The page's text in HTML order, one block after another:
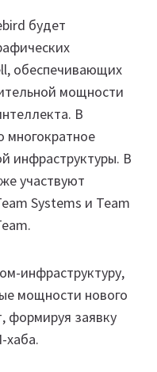
будет
обеспечивающих
мощности
В
многократное
инфраструктуры. В
участвуют
Systems и Team
инфраструктуру,
мощности нового
формируя заявку
хаба.